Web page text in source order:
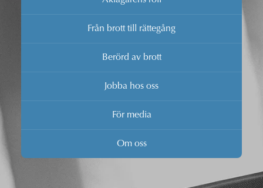
Från brott till rättegång
Berörd av brott
Jobba hos oss
För media
Om oss